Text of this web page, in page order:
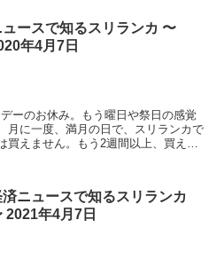
ュースで知るスリランカ 〜
年4月7日
月に一度、満月の日で、スリランカで
えません。もう2週間以上、買えて
済ニュースで知るスリランカ
2021年4月7日